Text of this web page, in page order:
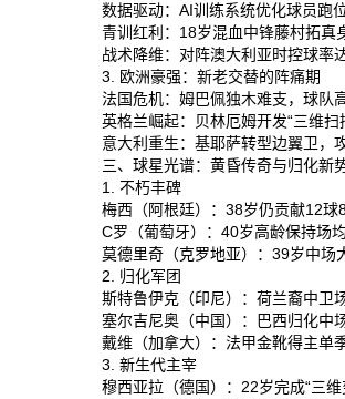
数据驱动‌：AI训练系统优化球员跑
青训红利‌：18岁混血中锋藤村拓真
战术降维‌：对阵澳大利亚时控球率
3. 欧洲豪强：新老交替的阵痛期
法国危机‌：姆巴佩独木难支，球队
英格兰崛起‌：贝林厄姆开发“三维
意大利重生‌：基耶萨转型边翼卫，
三、球星光谱：黄昏传奇与归化新
1. 不朽丰碑
梅西‌（阿根廷）：38岁仍贡献12球
C罗‌（葡萄牙）：40岁高龄保持场
莫德里奇‌（克罗地亚）：39岁中场
2. 归化军团
斯特鲁伊克‌（印尼）：荷兰裔中卫
塞尔吉尼奥‌（中国）：巴西归化中
戴维‌（加拿大）：法甲金靴得主单
3. 新生代主宰
穆西亚拉‌（德国）：22岁完成“三